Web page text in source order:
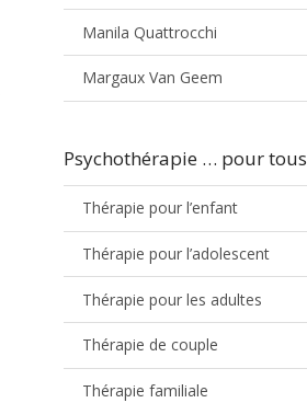
Manila Quattrocchi
Margaux Van Geem
Psychothérapie … pour tous
Thérapie pour l’enfant
Thérapie pour l’adolescent
Thérapie pour les adultes
Thérapie de couple
Thérapie familiale